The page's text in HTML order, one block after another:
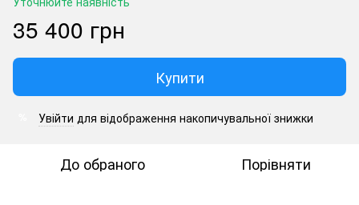
35 400 грн
Купити
Увійти для відображення накопичувальної знижки
До обраного Порівняти